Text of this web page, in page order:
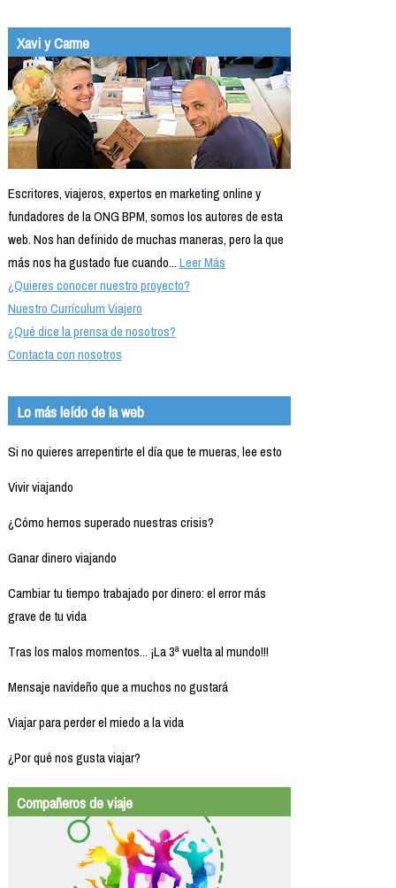
Xavi y Carme
Escritores, viajeros, expertos en marketing online y
fundadores de la ONG BPM, somos los autores de esta
web. Nos han definido de muchas maneras, pero la que
más nos ha gustado fue cuando...Leer Más
¿Quieres conocer nuestro proyecto?
Nuestro Currículum Viajero
¿Qué dice la prensa de nosotros?
Contacta con nosotros
Lo más leído de la web
Si no quieres arrepentirte el día que te mueras, lee esto
Vivir viajando
¿Cómo hemos superado nuestras crisis?
Ganar dinero viajando
Cambiar tu tiempo trabajado por dinero: el error más
grave de tu vida
Tras los malos momentos... ¡La 3ª vuelta al mundo!!!
Mensaje navideño que a muchos no gustará
Viajar para perder el miedo a la vida
¿Por qué nos gusta viajar?
Compañeros de viaje